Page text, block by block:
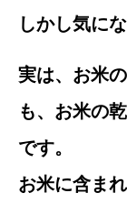
しかし気に
実は、お米
も、お米の
です。
お米に含ま